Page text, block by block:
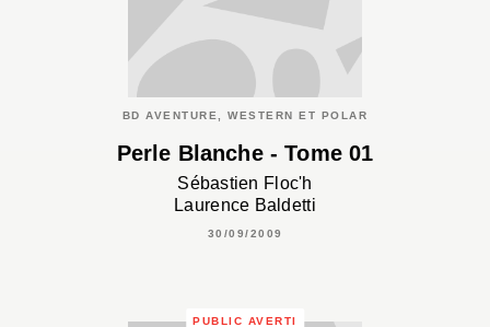
BD AVENTURE, WESTERN ET POLAR
Perle Blanche - Tome 01
Sébastien Floc'h
Laurence Baldetti
30/09/2009
PUBLIC AVERTI